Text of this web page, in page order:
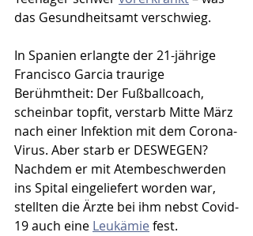
das Gesundheitsamt verschwieg.
In Spanien erlangte der 21-jährige
Francisco Garcia traurige
Berühmtheit: Der Fußballcoach,
scheinbar topfit, verstarb Mitte März
nach einer Infektion mit dem Corona-
Virus. Aber starb er DESWEGEN?
Nachdem er mit Atembeschwerden
ins Spital eingeliefert worden war,
stellten die Ärzte bei ihm nebst Covid-
19 auch eine Leukämie fest.